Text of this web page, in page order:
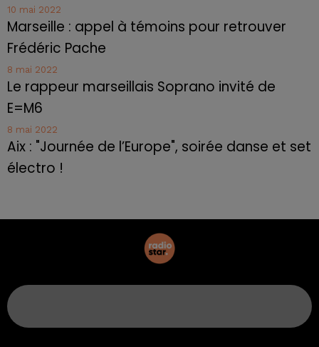
10 mai 2022
Marseille : appel à témoins pour retrouver
Frédéric Pache
8 mai 2022
Le rappeur marseillais Soprano invité de
E=M6
8 mai 2022
Aix : "Journée de l’Europe", soirée danse et set
électro !